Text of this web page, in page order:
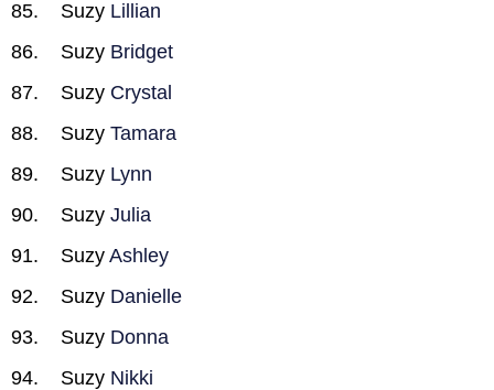
Suzy Lillian
Suzy Bridget
Suzy Crystal
Suzy Tamara
Suzy Lynn
Suzy Julia
Suzy Ashley
Suzy Danielle
Suzy Donna
Suzy Nikki